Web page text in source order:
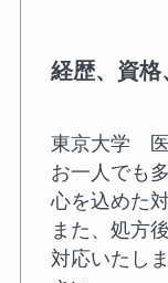
経歴、資格
東京大学
お一人でも
心を込めた
また、処方
対応いたし